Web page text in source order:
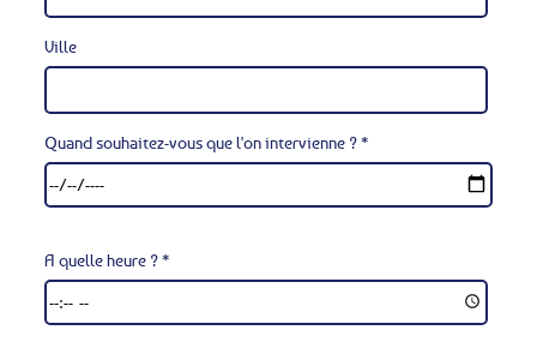
Ville
Quand souhaitez-vous que l'on intervienne ? *
A quelle heure ? *